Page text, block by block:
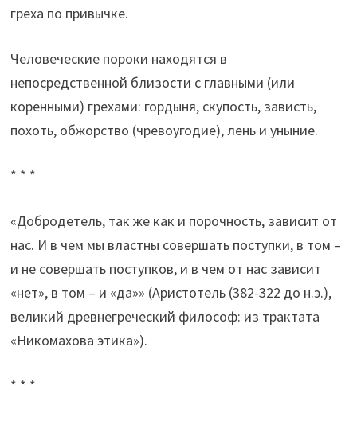
греха по привычке.
Человеческие пороки находятся в
непосредственной близости с главными (или
коренными) грехами: гордыня, скупость, зависть,
похоть, обжорство (чревоугодие), лень и уныние.
* * *
«Добродетель, так же как и порочность, зависит от
нас. И в чем мы властны совершать поступки, в том –
и не совершать поступков, и в чем от нас зависит
«нет», в том – и «да»» (Аристотель (382-322 до н.э.),
великий древнегреческий философ: из трактата
«Никомахова этика»).
* * *